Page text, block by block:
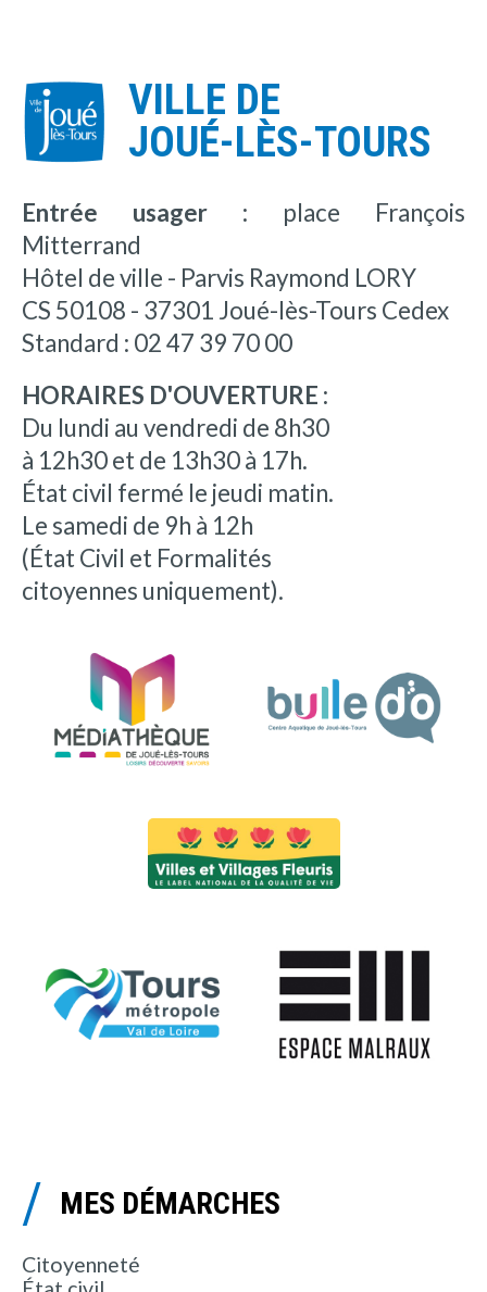
VILLE DE
JOUÉ-LÈS-TOURS
Entrée usager : place François
Mitterrand
Hôtel de ville - Parvis Raymond LORY
CS 50108 - 37301 Joué-lès-Tours Cedex
Standard : 02 47 39 70 00
HORAIRES D'OUVERTURE :
Du lundi au vendredi de 8h30
à 12h30 et de 13h30 à 17h.
État civil fermé le jeudi matin.
Le samedi de 9h à 12h
(État Civil et Formalités
citoyennes uniquement).
MES DÉMARCHES
Citoyenneté